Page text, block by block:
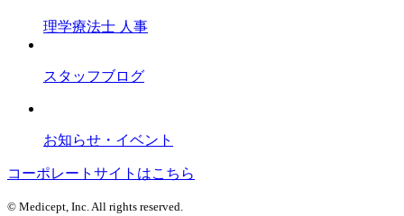
理学療法士 人事
スタッフブログ
お知らせ・イベント
コーポレートサイトはこちら
© Medicept, Inc. All rights reserved.